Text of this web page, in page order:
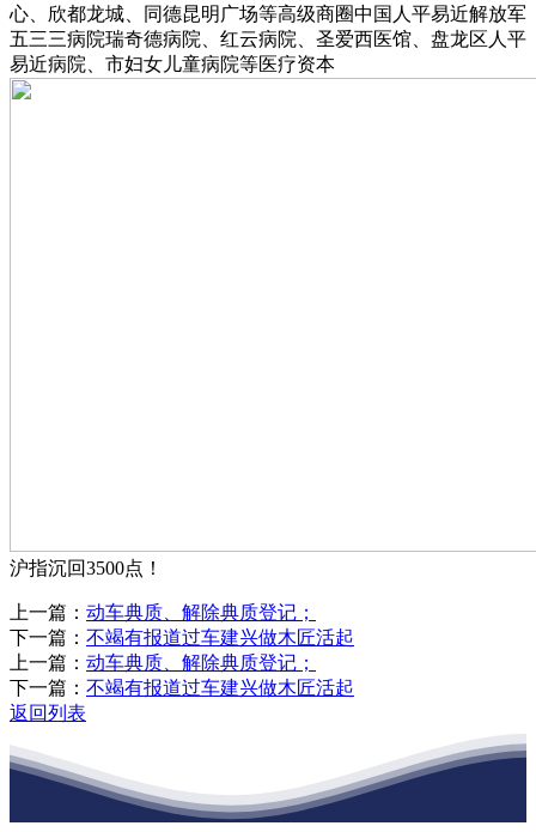
心、欣都龙城、同德昆明广场等高级商圈中国人平易近解放军
五三三病院瑞奇德病院、红云病院、圣爱西医馆、盘龙区人平
易近病院、市妇女儿童病院等医疗资本
沪指沉回3500点！
上一篇： 动车典质、解除典质登记；
下一篇： 不竭有报道过车建兴做木匠活起
上一篇： 动车典质、解除典质登记；
下一篇： 不竭有报道过车建兴做木匠活起
返回列表